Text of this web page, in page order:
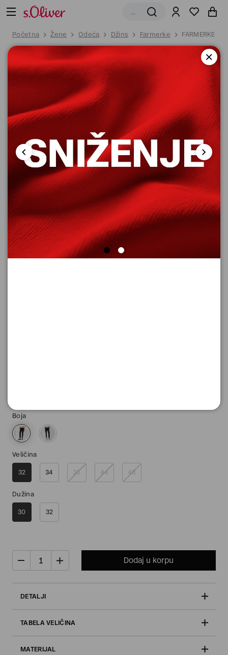
Početna Žene Odeća Džins Farmerke FARMERKE
Boja
Veličina
32 34 36 44 48
Dužina
30 32
Dodaj u korpu
DETALJI
TABELA VELIČINA
MATERIJAL